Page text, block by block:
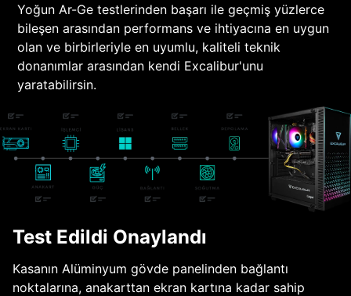
Yoğun Ar-Ge testlerinden başarı ile geçmiş yüzlerce
bileşen arasından performans ve ihtiyacına en uygun
olan ve birbirleriyle en uyumlu, kaliteli teknik
donanımlar arasından kendi Excalibur'unu
yaratabilirsin.
Test Edildi Onaylandı
Kasanın Alüminyum gövde panelinden bağlantı
noktalarına, anakarttan ekran kartına kadar sahip